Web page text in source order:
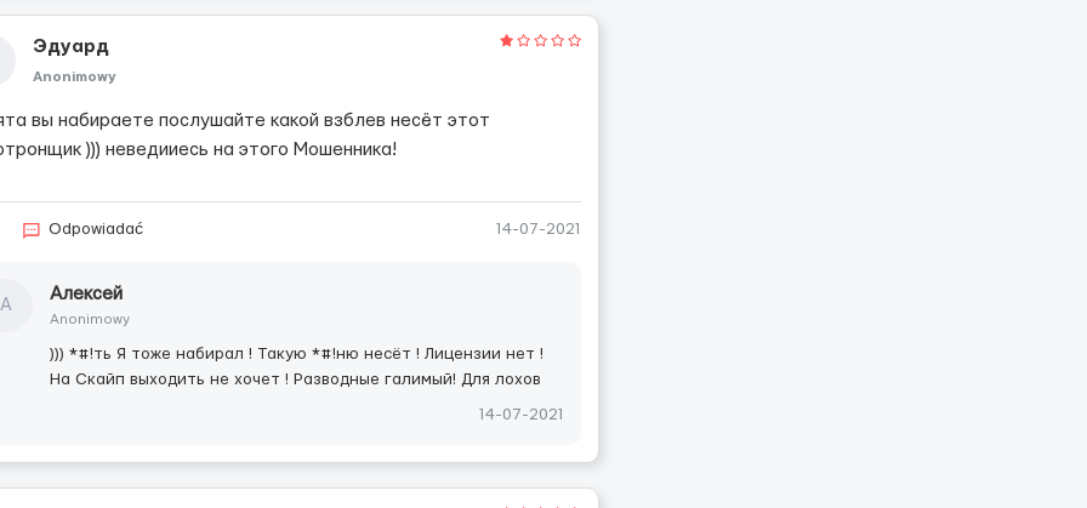
Эдуард
Anonimowy
вы набираете послушайте какой взблев несёт этот
))) неведииесь на этого Мошенника!
Odpowiadać 14-07-2021
А
Алексей
Anonimowy
))) *#!ть Я тоже набирал ! Такую *#!ню несёт ! Лицензии нет !
На Скайп выходить не хочет ! Разводные галимый! Для лохов
14-07-2021